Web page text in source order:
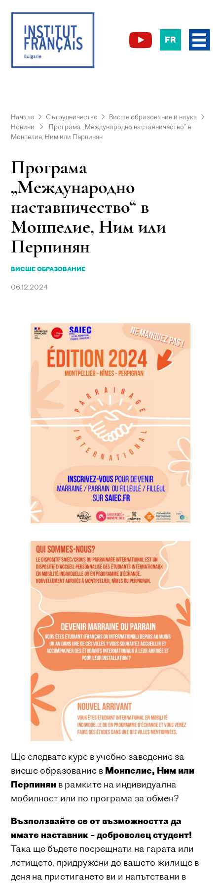
FR
Начало Сътрудничество
Висше образование и наука
Новини
Програма „Международно наставничество“ в
Монпелие, Ним или Перпинян
Програма
„Международно
наставничество“ в
Монпелие, Ним или
Перпинян
ВИСШЕ ОБРАЗОВАНИЕ
06.12.2024
Ще следвате курс в учебно заведение за
висше образование в Монпелие, Ним или
Перпинян в рамките на индивидуална
мобилност или по програма за обмен?
Възползвайте се от възможността да
имате наставник – доброволец студент!
Така ще бъдете посрещнати на гарата или
летището, придружени до вашето жилище в
деня на пристигането ви и напътствани в